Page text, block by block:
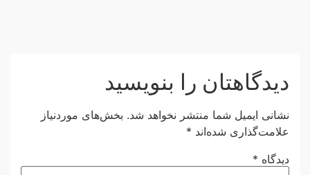
دیدگاهتان را بنویسید
نشانی ایمیل شما منتشر نخواهد شد. بخش‌های موردنیاز
علامت‌گذاری شده‌اند*
دیدگاه*